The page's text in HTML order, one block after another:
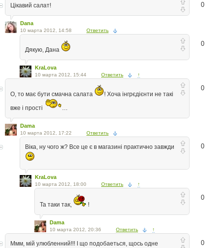
0
Цікавий салат!
Dana
10 марта 2012, 14:58 Ответить
0
Дякую, Дана
KraLova
10 марта 2012, 15:44 Ответить ↑
0
О, то має бути смачна салата
! Хоча інгрєдієнти не такі
вже і прості
Dama
10 марта 2012, 17:22 Ответить
0
Віка, ну чого ж? Все це є в магазині практично завжди
KraLova
10 марта 2012, 18:00 Ответить ↑
0
Та таки так, !
Dama
10 марта 2012, 20:36 Ответить ↑
0
Ммм, мiй улюбленний!!! I що подобаеться, щось одне